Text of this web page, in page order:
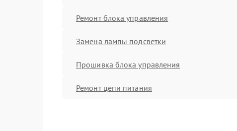
Ремонт блока управления
Замена лампы подсветки
Прошивка блока управления
Ремонт цепи питания